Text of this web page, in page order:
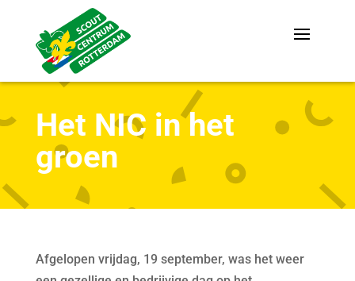
Het NIC in het
groen
Afgelopen vrijdag, 19 september, was het weer